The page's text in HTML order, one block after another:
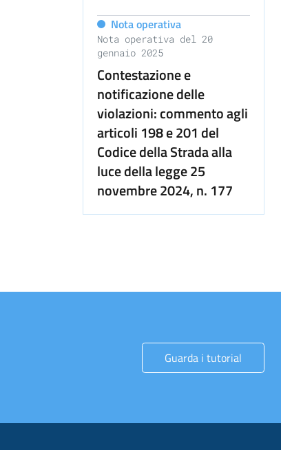
Nota operativa
Nota operativa del 20
gennaio 2025
Contestazione e
notificazione delle
violazioni: commento agli
articoli 198 e 201 del
Codice della Strada alla
luce della legge 25
novembre 2024, n. 177
Guarda i tutorial